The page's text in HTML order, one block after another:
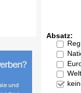
Absatz: